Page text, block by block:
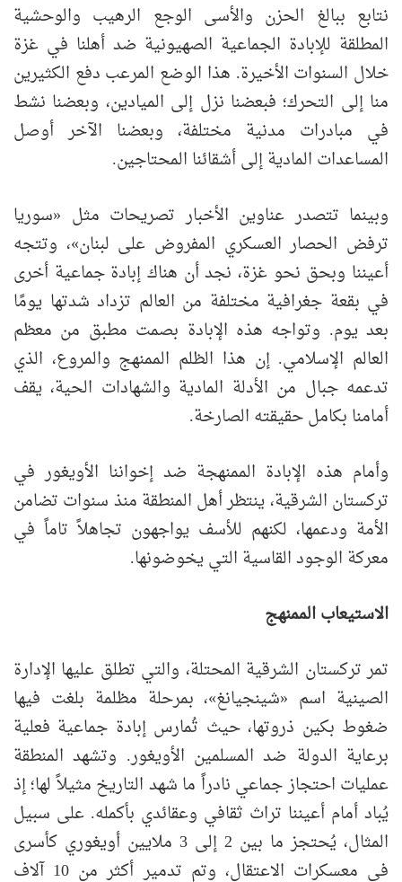
نتابع ببالغ الحزن والأسى الوجع الرهيب والوحشية
المطلقة للإبادة الجماعية الصهيونية ضد أهلنا في غزة
خلال السنوات الأخيرة. هذا الوضع المرعب دفع الكثيرين
منا إلى التحرك؛ فبعضنا نزل إلى الميادين، وبعضنا نشط
في مبادرات مدنية مختلفة، وبعضنا الآخر أوصل
المساعدات المادية إلى أشقائنا المحتاجين.
وبينما تتصدر عناوين الأخبار تصريحات مثل «سوريا
ترفض الحصار العسكري المفروض على لبنان»، وتتجه
أعيننا وبحق نحو غزة، نجد أن هناك إبادة جماعية أخرى
في بقعة جغرافية مختلفة من العالم تزداد شدتها يومًا
بعد يوم. وتواجه هذه الإبادة بصمت مطبق من معظم
العالم الإسلامي. إن هذا الظلم الممنهج والمروع، الذي
تدعمه جبال من الأدلة المادية والشهادات الحية، يقف
أمامنا بكامل حقيقته الصارخة.
وأمام هذه الإبادة الممنهجة ضد إخواننا الأويغور في
تركستان الشرقية، ينتظر أهل المنطقة منذ سنوات تضامن
الأمة ودعمها، لكنهم للأسف يواجهون تجاهلاً تاماً في
معركة الوجود القاسية التي يخوضونها.
الاستيعاب الممنهج
تمر تركستان الشرقية المحتلة، والتي تطلق عليها الإدارة
الصينية اسم «شينجيانغ»، بمرحلة مظلمة بلغت فيها
ضغوط بكين ذروتها، حيث تُمارس إبادة جماعية فعلية
برعاية الدولة ضد المسلمين الأويغور. وتشهد المنطقة
عمليات احتجاز جماعي نادراً ما شهد التاريخ مثيلاً لها؛ إذ
يُباد أمام أعيننا تراث ثقافي وعقائدي بأكمله. على سبيل
المثال، يُحتجز ما بين 2 إلى 3 ملايين أويغوري كأسرى
في معسكرات الاعتقال، وتم تدمير أكثر من 10 آلاف